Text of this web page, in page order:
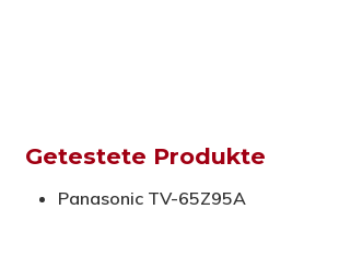
Getestete Produkte
Panasonic TV-65Z95A